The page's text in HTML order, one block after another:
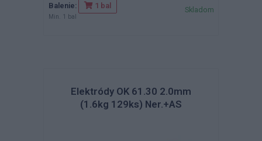
Balenie: 1 bal
Min. 1 bal
Skladom
Elektródy OK 61.30 2.0mm
(1.6kg 129ks) Ner.+AS